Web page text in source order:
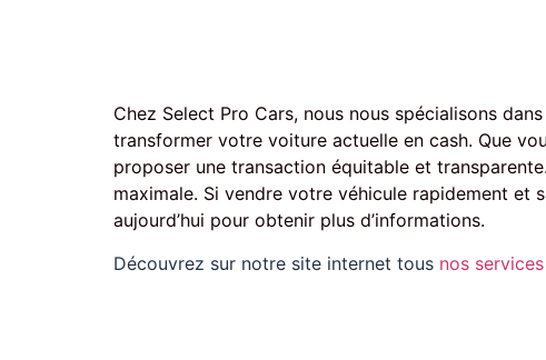
Chez Select Pro Cars, nous nous spécialisons
transformer votre voiture actuelle en cash. Que
proposer une transaction équitable et
maximale. Si vendre votre véhicule rapidement et
aujourd’hui pour obtenir plus d’informations.
Découvrez sur notre site internet tous nos